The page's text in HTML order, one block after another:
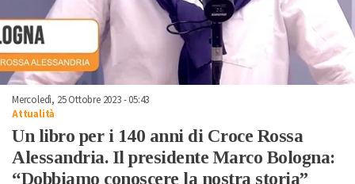
Mercoledì, 25 Ottobre 2023 - 05:43
Attualità
Un libro per i 140 anni di Croce Rossa
Alessandria. Il presidente Marco Bologna:
“Dobbiamo conoscere la nostra storia”